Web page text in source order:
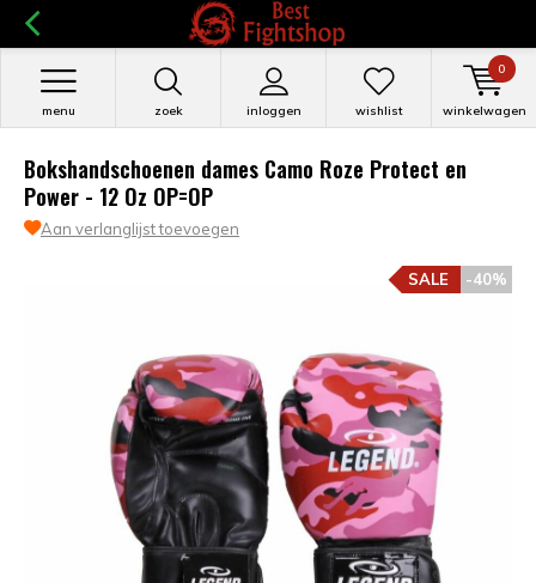
zoek inloggen
menu wishlist winkelwagen
0
Bokshandschoenen dames Camo Roze Protect en
Power - 12 Oz OP=OP
Aan verlanglijst toevoegen
-40%
SALE